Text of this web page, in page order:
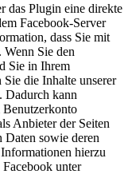
das Plugin eine direkte
Facebook-Server
dass Sie mit
Wenn Sie den
Sie in Ihrem
die Inhalte unserer
Dadurch kann
Benutzerkonto
Anbieter der Seiten
sowie deren
hierzu
unter